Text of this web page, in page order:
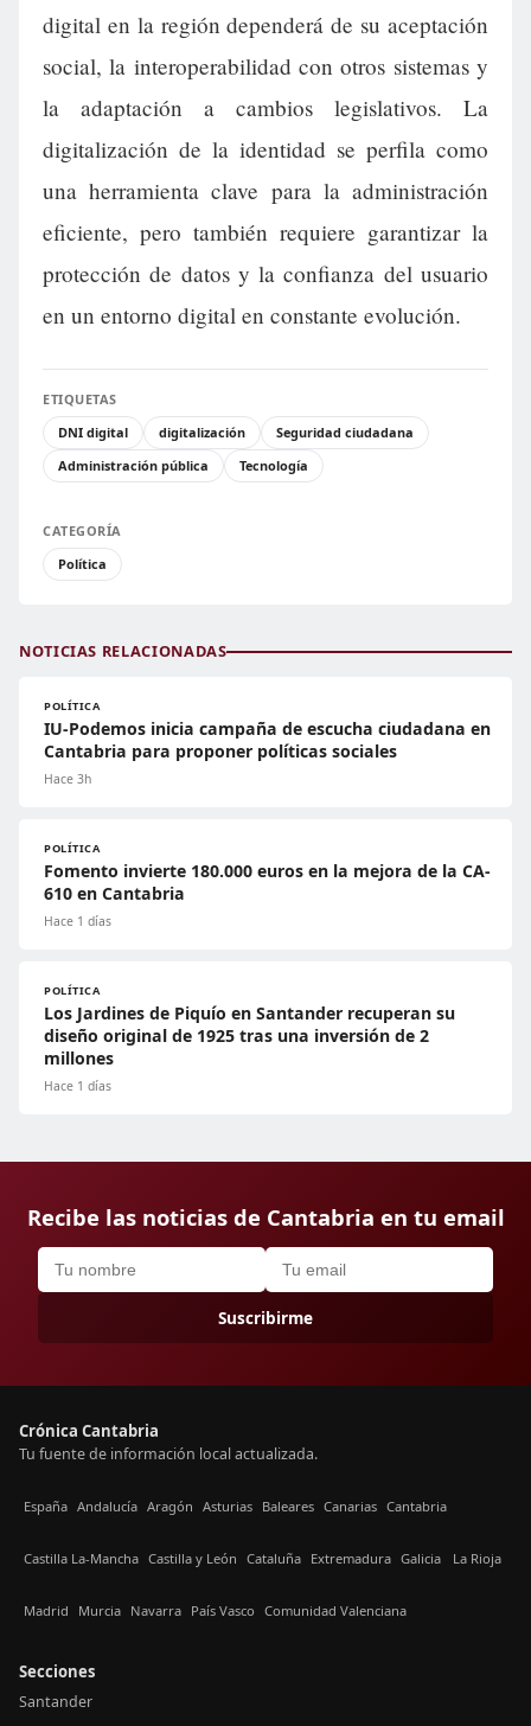
digital en la región dependerá de su aceptación
social, la interoperabilidad con otros sistemas y
la adaptación a cambios legislativos. La
digitalización de la identidad se perfila como
una herramienta clave para la administración
eficiente, pero también requiere garantizar la
protección de datos y la confianza del usuario
en un entorno digital en constante evolución.
ETIQUETAS
DNI digital
digitalización
Seguridad ciudadana
Administración pública
Tecnología
CATEGORÍA
Política
NOTICIAS RELACIONADAS
POLÍTICA
IU-Podemos inicia campaña de escucha ciudadana en
Cantabria para proponer políticas sociales
Hace 3h
POLÍTICA
Fomento invierte 180.000 euros en la mejora de la CA-
610 en Cantabria
Hace 1 días
POLÍTICA
Los Jardines de Piquío en Santander recuperan su
diseño original de 1925 tras una inversión de 2
millones
Hace 1 días
Recibe las noticias de Cantabria en tu email
Suscribirme
Crónica Cantabria
Tu fuente de información local actualizada.
España Andalucía Aragón Asturias Baleares Canarias Cantabria
Castilla La-Mancha Castilla y León Cataluña Extremadura Galicia La Rioja
Madrid Murcia Navarra País Vasco Comunidad Valenciana
Secciones
Santander